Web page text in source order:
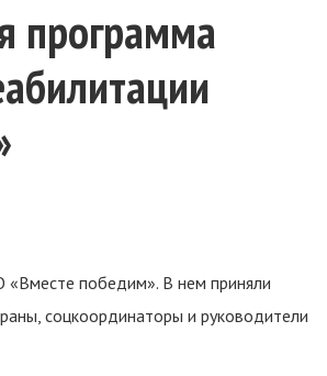
программа
победим». В нем приняли
соцкоординаторы и руководители